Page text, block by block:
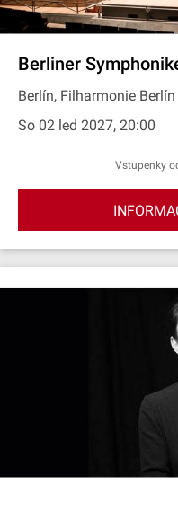
Berliner
Berlín, Filharmonie Berlín
So 02 led 2027, 20:00
Vstupenky